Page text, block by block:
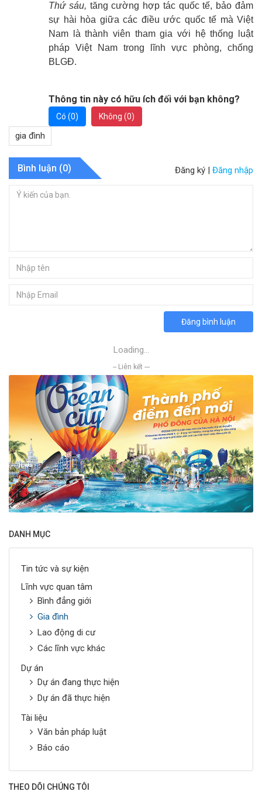
Thứ sáu, tăng cường hợp tác quốc tế, bảo đảm
sự hài hòa giữa các điều ước quốc tế mà Việt
Nam là thành viên tham gia với hệ thống luật
pháp Việt Nam trong lĩnh vực phòng, chống
BLGĐ.
Thông tin này có hữu ích đối với bạn không?
Có (0) Không (0)
gia đình
Bình luận (0) Đăng ký | Đăng nhập
Đăng bình luận
Loading...
-- Liên kết ---
DANH MỤC
Tin tức và sự kiện
Lĩnh vực quan tâm
Bình đẳng giới
Gia đình
Lao động di cư
Các lĩnh vực khác
Dự án
Dự án đang thực hiện
Dự án đã thực hiện
Tài liệu
Văn bản pháp luật
Báo cáo
THEO DÕI CHÚNG TÔI